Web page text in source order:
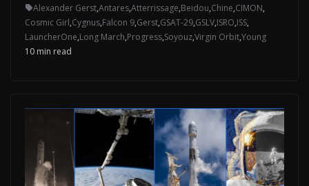
Alexander Gerst,Antares,Atterrissage,Beidou,Chine,CIMON,
Cosmic Girl,Cygnus,Falcon 9,Gerst,GSAT-29,GSLV,ISRO,ISS,
LauncherOne,Long March,Progress,Soyouz,Virgin Orbit,Young
10 min read